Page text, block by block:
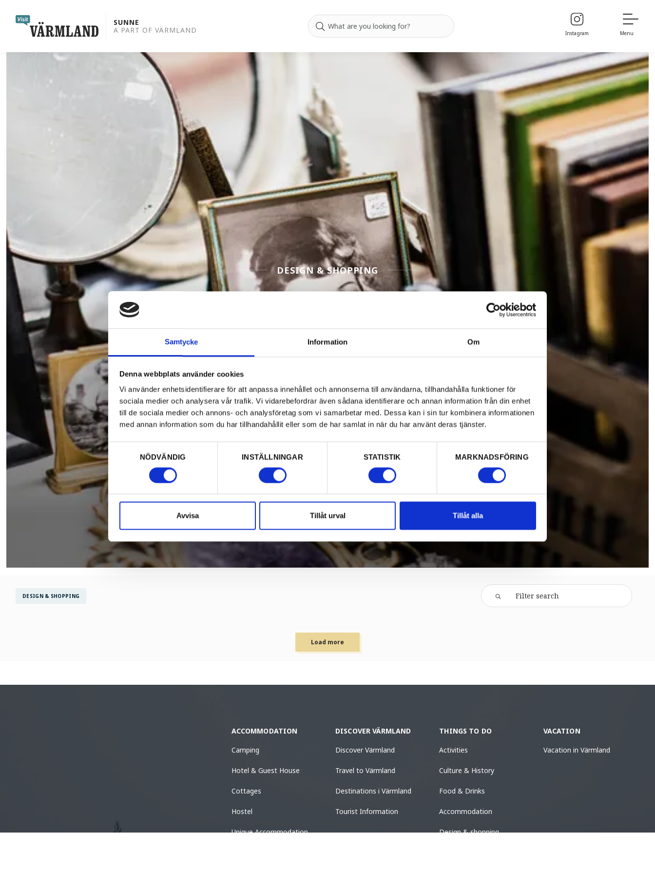
Samtycke Information Om
Denna webbplats använder cookies
Vi använder enhetsidentifierare för att anpassa innehållet och annonserna till användarna, tillhandahålla funktioner för
sociala medier och analysera vår trafik. Vi vidarebefordrar även sådana identifierare och annan information från din enhet
till de sociala medier och annons- och analysföretag som vi samarbetar med. Dessa kan i sin tur kombinera informationen
med annan information som du har tillhandahållit eller som de har samlat in när du har använt deras tjänster.
Samtyckesval
NÖDVÄNDIG
INSTÄLLNINGAR STATISTIK MARKNADSFÖRING
Avvisa Tillåt urval Tillåt alla
content
SUNNE
A PART OF VÄRMLAND
Instagram Menu
DESIGN & SHOPPING
DESIGN & SHOPPING
Load more
ACCOMMODATION
Camping
Hotel & Guest House
Cottages
Hostel
Unique Accommodation
DISCOVER VÄRMLAND
Discover Värmland
Travel to Värmland
Destinations i Värmland
Tourist Information
THINGS TO DO
Activities
Culture & History
Food & Drinks
Accommodation
Design & shopping
VACATION
Vacation in Värmland